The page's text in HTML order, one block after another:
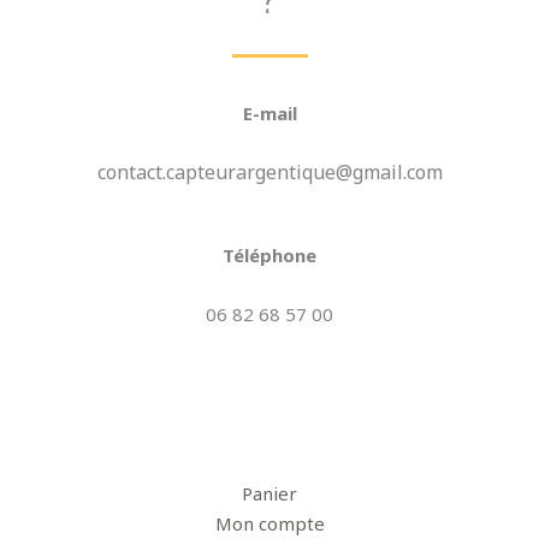
E-mail
contact.capteurargentique@gmail.com
Téléphone
06 82 68 57 00
Panier
Mon compte